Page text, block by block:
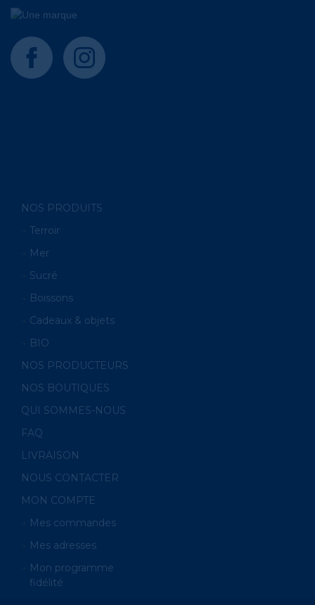
facebook instagram
NOS PRODUITS
Terroir
Mer
Sucré
Boissons
Cadeaux & objets
BIO
NOS PRODUCTEURS
NOS BOUTIQUES
QUI SOMMES-NOUS
FAQ
LIVRAISON
NOUS CONTACTER
MON COMPTE
Mes commandes
Mes adresses
Mon programme
fidélité